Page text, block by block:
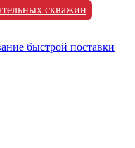
скважин
быстрой поставки